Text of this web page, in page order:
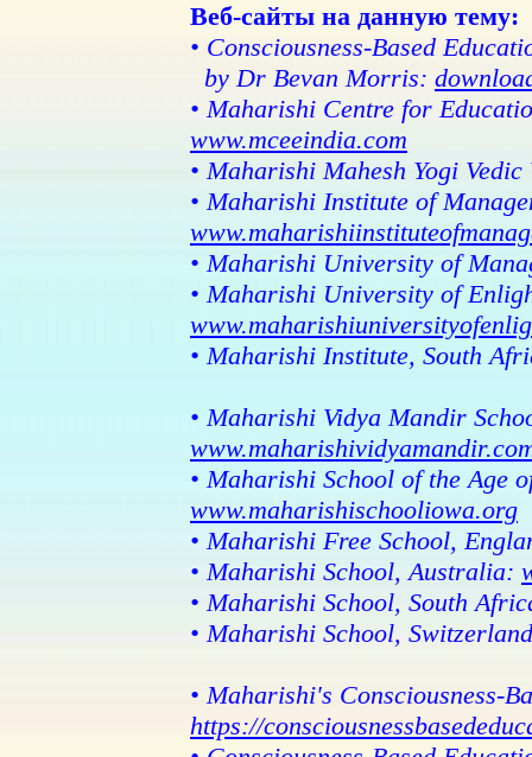
Веб-сайты на данную тему:
• Consciousness-Based
by Dr Bevan Morris:
• Maharishi Centre for
www.mceeindia.com
• Maharishi Mahesh Yogi
• Maharishi Institute of
• Maharishi University of
• Maharishi University of
• Maharishi Institute, South
• Maharishi Vidya Mandir
• Maharishi School of the Age
www.maharishischooliowa.org
• Maharishi Free School,
• Maharishi School, Australia:
• Maharishi School, South
• Maharishi School,
• Maharishi's Consciousness-
https://